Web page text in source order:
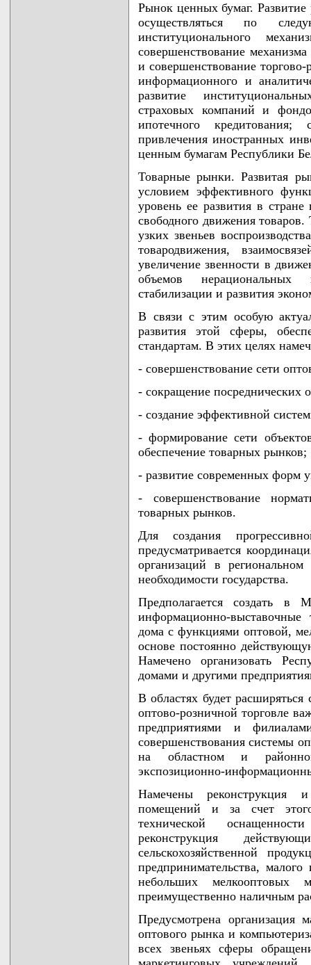
Рынок ценных бумаг. Развитие
осуществляться по
институционального
совершенствование
и совершенствование
информационного и
развитие
страховых компаний и
ипотечного кредитования;
привлечения иностранных
ценным бумагам Республики
Товарные рынки. Развитая
условием эффективного
уровень ее развития в
свободного движения
узких звеньев
товародвижения,
увеличение звенности в
объемов
стабилизации и развития
В связи с этим особую
развития этой сферы,
стандартам. В этих целях
- совершенствование сети
- сокращение посреднических
- создание эффективной
- формирование сети
обеспечение товарных рынков;
- развитие современных форм
- совершенствование
товарных рынков.
Для создания
предусматривается
организаций в
необходимости государства.
Предполагается создать
информационно-выставочные
дома с функциями оптовой,
основе постоянно
Намечено организовать
домами и другими
В областях будет
оптово-розничной торговле
предприятиями и
совершенствования системы
на областном и
экспозиционно-
Намечены реконструкция
помещений и за счет
технической
реконструкция
сельскохозяйственной
предпринимательства, малого
небольших мелкооптовых
преимущественно наличным
Предусмотрена организация
оптового рынка и
всех звеньях сферы